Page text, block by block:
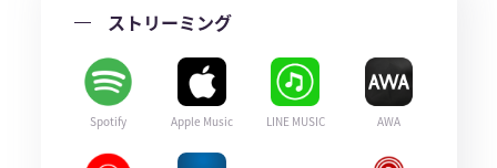
ストリーミング
Spotify Apple Music LINE MUSIC AWA